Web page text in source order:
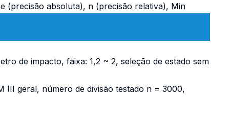
e (precisão absoluta), n (precisão relativa), Min
de impacto, faixa: 1,2 ~ 2, seleção de estado sem
III geral, número de divisão testado n = 3000,